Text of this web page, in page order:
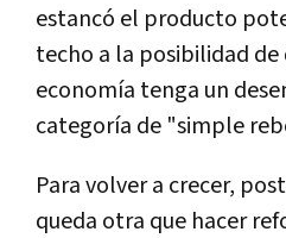
estancó el producto
techo a la posibilidad
economía tenga un
categoría de "simple
Para volver a crecer,
queda otra que hacer